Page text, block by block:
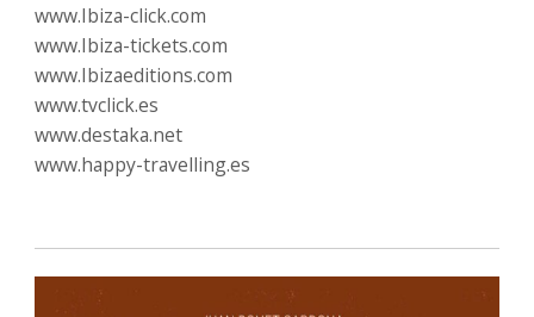
www.Ibiza-click.com
www.Ibiza-tickets.com
www.Ibizaeditions.com
www.tvclick.es
www.destaka.net
www.happy-travelling.es